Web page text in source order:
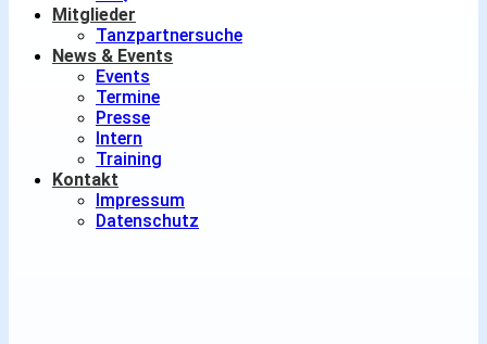
Mitglieder
Tanzpartnersuche
News & Events
Events
Termine
Presse
Intern
Training
Kontakt
Impressum
Datenschutz